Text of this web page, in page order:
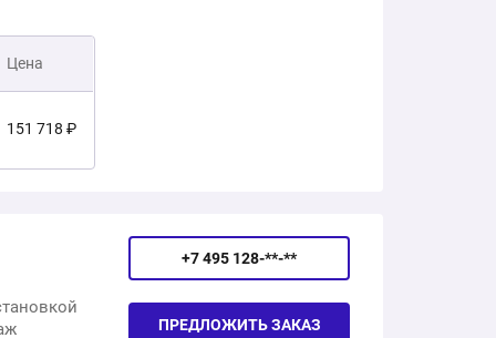
170 ₽
070 ₽
Цена
151 718 ₽
+7 495 128-**-**
ПРЕДЛОЖИТЬ ЗАКАЗ